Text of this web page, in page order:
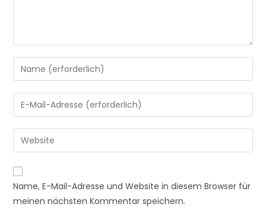
Gib
deinen
Namen
oder
zum
Kommentieren
ein
Gib
deine
E-
Mail-
zum
Kommentieren
ein
Gib
deine
Website-
URL
Name, E-Mail-Adresse und Website in diesem Browser für
meinen nächsten Kommentar speichern.